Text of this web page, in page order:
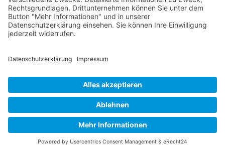
an Akteuren im Bereich der Senior*innenarbeit, mit
unterschiedlichen Themenschwerpunkten und
Ausrichtungen. Ein gemeinsames Ziel vereint jedoch
alle. Das Ziel, die Bedürfnisse von älteren (oft